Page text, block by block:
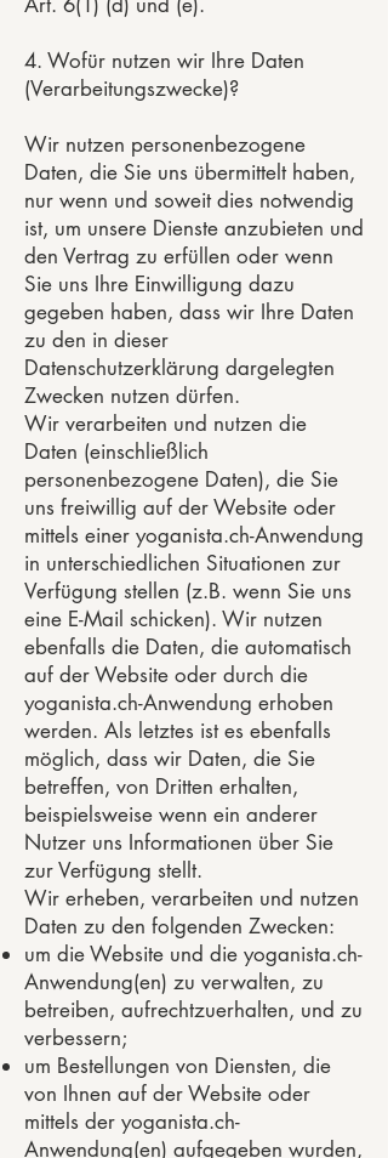
4. Wofür nutzen wir Ihre Daten
(Verarbeitungszwecke)?
Wir nutzen personenbezogene
Daten, die Sie uns übermittelt haben,
nur wenn und soweit dies notwendig
ist, um unsere Dienste anzubieten und
den Vertrag zu erfüllen oder wenn
Sie uns Ihre Einwilligung dazu
gegeben haben, dass wir Ihre Daten
zu den in dieser
Datenschutzerklärung dargelegten
Zwecken nutzen dürfen.
Wir verarbeiten und nutzen die
Daten (einschließlich
personenbezogene Daten), die Sie
uns freiwillig auf der Website oder
mittels einer yoganista.ch-Anwendung
in unterschiedlichen Situationen zur
Verfügung stellen (z.B. wenn Sie uns
eine E-Mail schicken). Wir nutzen
ebenfalls die Daten, die automatisch
auf der Website oder durch die
yoganista.ch-Anwendung erhoben
werden. Als letztes ist es ebenfalls
möglich, dass wir Daten, die Sie
betreffen, von Dritten erhalten,
beispielsweise wenn ein anderer
Nutzer uns Informationen über Sie
zur Verfügung stellt.
Wir erheben, verarbeiten und nutzen
Daten zu den folgenden Zwecken:
um die Website und die yoganista.ch-
Anwendung(en) zu verwalten, zu
betreiben, aufrechtzuerhalten, und zu
verbessern;
um Bestellungen von Diensten, die
von Ihnen auf der Website oder
mittels der yoganista.ch-
Anwendung(en) aufgegeben wurden,